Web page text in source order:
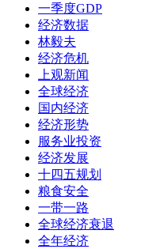
一季度GDP
经济数据
林毅夫
经济危机
上观新闻
全球经济
国内经济
经济形势
服务业投资
经济发展
十四五规划
粮食安全
一带一路
全球经济衰退
全年经济